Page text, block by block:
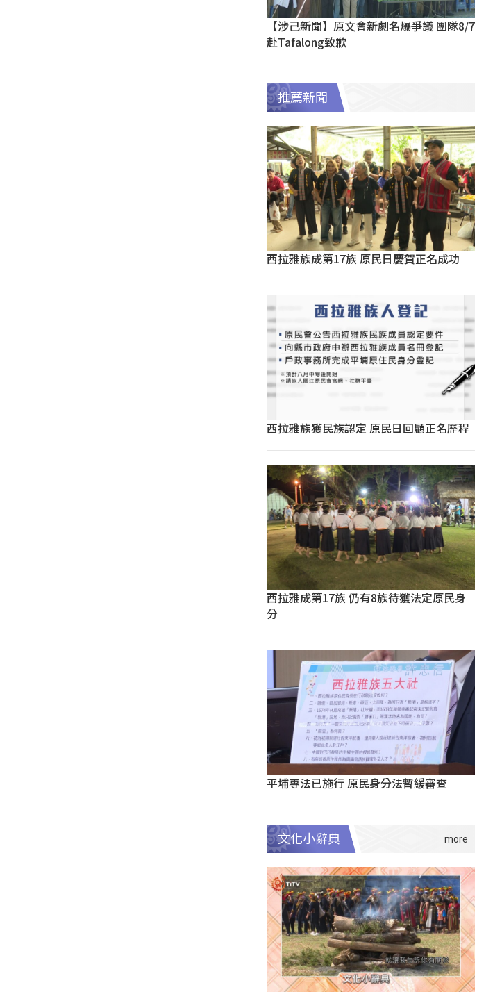
【涉己新聞】原文會新劇名爆爭議 團隊8/7
赴Tafalong致歉
推薦新聞
西拉雅族成第17族 原民日慶賀正名成功
西拉雅族獲民族認定 原民日回顧正名歷程
西拉雅成第17族 仍有8族待獲法定原民身
分
平埔專法已施行 原民身分法暫緩審查
文化小辭典